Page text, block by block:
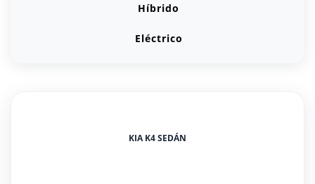
Híbrido
Eléctrico
KIA K4 SEDÁN